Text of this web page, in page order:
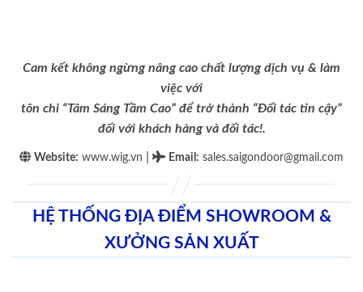
Cam kết không ngừng nâng cao chất lượng dịch vụ & làm
việc với
tôn chỉ “Tâm Sáng Tầm Cao” để trở thành “Đối tác tin cậy”
đối với khách hàng và đối tác!.
Website: www.wig.vn Email : sales.saigondoor@gmail.com
HỆ THỐNG ĐỊA ĐIỂM SHOWROOM &
XƯỞNG SẢN XUẤT